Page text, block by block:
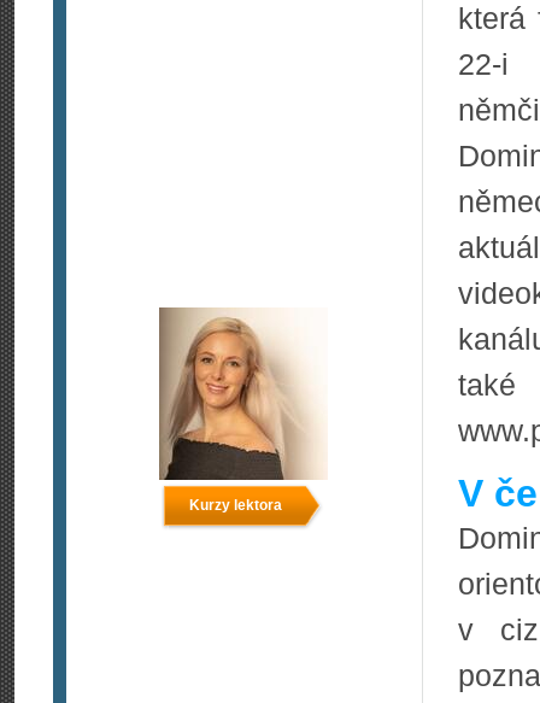
Kurzy lektora
která
22-i
také
V
v